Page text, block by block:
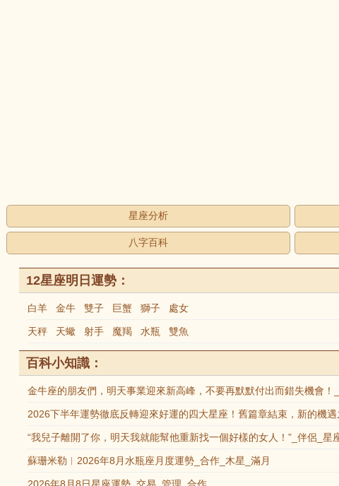
星座分析
八字百科
12星座明日運勢：
白羊 金牛 雙子 巨蟹 獅子 處女
天秤 天蠍 射手 魔羯 水瓶 雙魚
百科小知識：
金牛座的朋友們，明天事業迎來新高峰，不要再默默付出而錯失機會！
2026下半年運勢徹底反轉迎來好運的四大星座！舊篇章結束，新的機
“我兒子離開了你，明天我就能幫他重新找一個好樣的女人！”_伴侶_星
蘇珊米勒︱2026年8月水瓶座月度運勢_合作_木星_滿月